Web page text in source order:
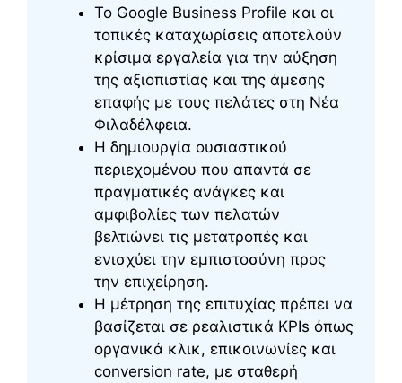
Το Google Business Profile και οι
τοπικές καταχωρίσεις αποτελούν
κρίσιμα εργαλεία για την αύξηση
της αξιοπιστίας και της άμεσης
επαφής με τους πελάτες στη Νέα
Φιλαδέλφεια.
Η δημιουργία ουσιαστικού
περιεχομένου που απαντά σε
πραγματικές ανάγκες και
αμφιβολίες των πελατών
βελτιώνει τις μετατροπές και
ενισχύει την εμπιστοσύνη προς
την επιχείρηση.
Η μέτρηση της επιτυχίας πρέπει να
βασίζεται σε ρεαλιστικά KPIs όπως
οργανικά κλικ, επικοινωνίες και
conversion rate, με σταθερή